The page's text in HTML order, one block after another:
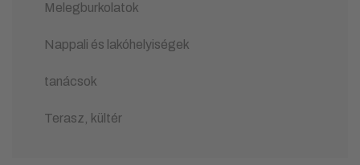
Melegburkolatok
Nappali és lakóhelyiségek
tanácsok
Terasz, kültér